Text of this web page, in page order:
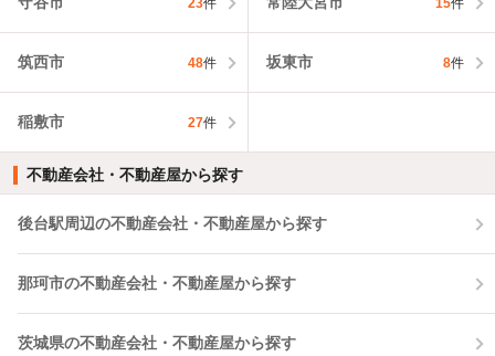
筑西市 48件 坂東市 8件
稲敷市 27件
不動産会社・不動産屋から探す
後台駅周辺の不動産会社・不動産屋から探す
那珂市の不動産会社・不動産屋から探す
茨城県の不動産会社・不動産屋から探す